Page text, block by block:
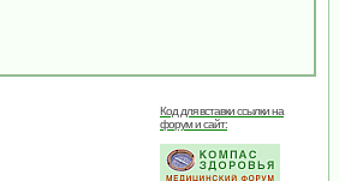
Код для вставки ссылки на
форум и сайт: